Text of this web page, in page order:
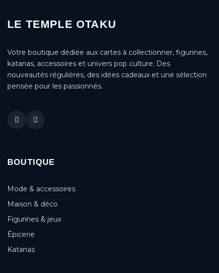
LE TEMPLE OTAKU
Votre boutique dédiée aux cartes à collectionner, figurines,
katanas, accessoires et univers pop culture. Des
nouveautés régulières, des idées cadeaux et une sélection
pensée pour les passionnés.
BOUTIQUE
Mode & accessoires
Maison & déco
Figurines & jeux
Épicerie
Katanas